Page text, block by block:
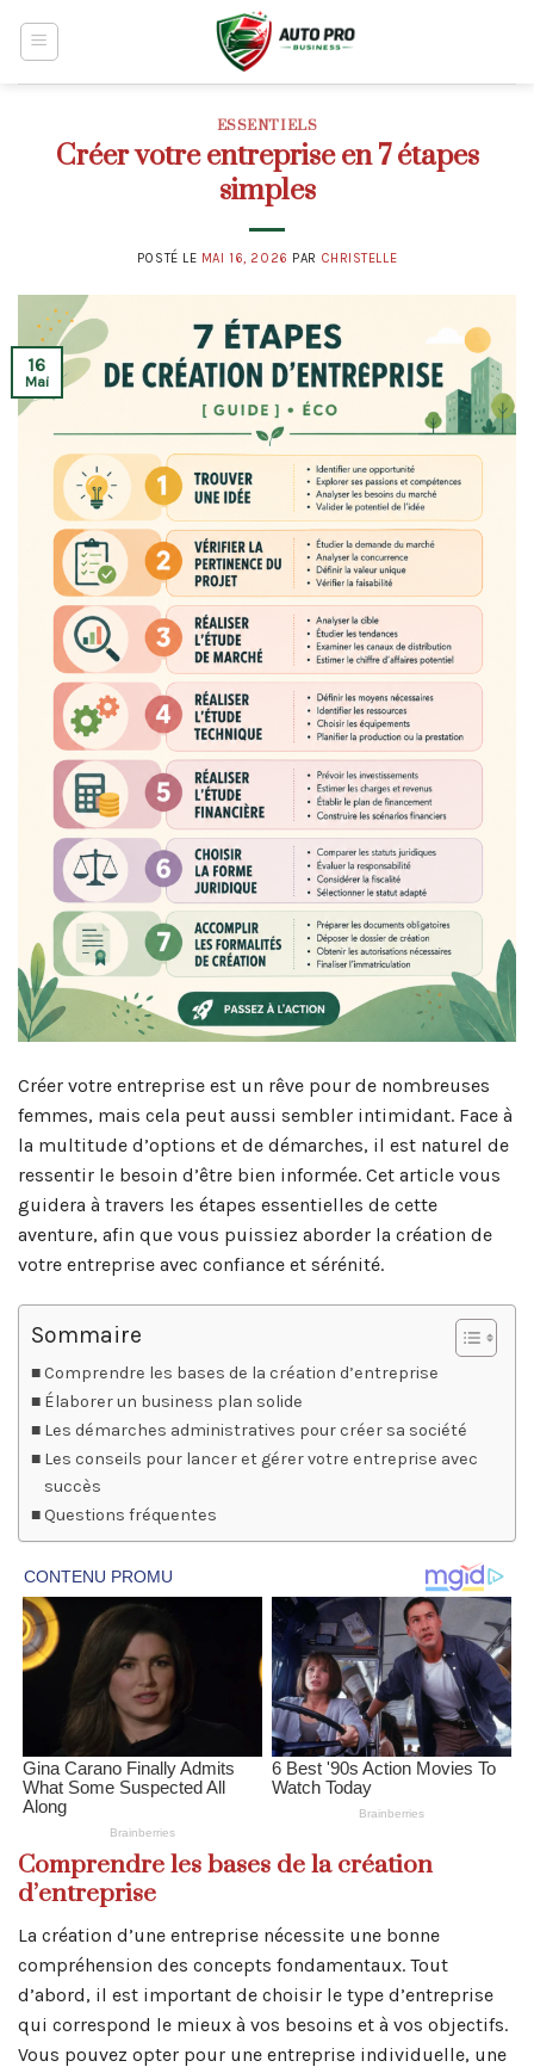
ESSENTIELS
Créer votre entreprise en 7 étapes
simples
POSTÉ LE MAI 16, 2026 PAR CHRISTELLE
16
Mai
Créer votre entreprise est un rêve pour de nombreuses
femmes, mais cela peut aussi sembler intimidant. Face à
la multitude d’options et de démarches, il est naturel de
ressentir le besoin d’être bien informée. Cet article vous
guidera à travers les étapes essentielles de cette
aventure, afin que vous puissiez aborder la création de
votre entreprise avec confiance et sérénité.
Sommaire
Comprendre les bases de la création d’entreprise
Élaborer un business plan solide
Les démarches administratives pour créer sa société
Les conseils pour lancer et gérer votre entreprise avec
succès
Questions fréquentes
Comprendre les bases de la création
d’entreprise
La création d’une entreprise nécessite une bonne
compréhension des concepts fondamentaux. Tout
d’abord, il est important de choisir le type d’entreprise
qui correspond le mieux à vos besoins et à vos objectifs.
Vous pouvez opter pour une entreprise individuelle, une